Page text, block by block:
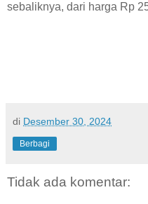
sebaliknya, dari harga Rp
di Desember 30, 2024
Berbagi
Tidak ada komentar: